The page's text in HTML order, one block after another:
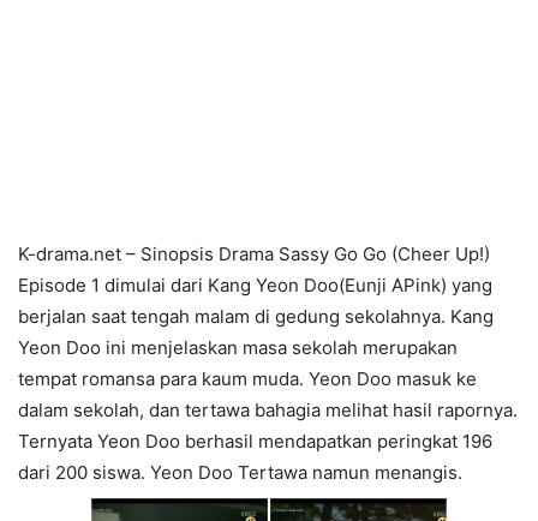
K-drama.net – Sinopsis Drama Sassy Go Go (Cheer Up!)
Episode 1 dimulai dari Kang Yeon Doo(Eunji APink) yang
berjalan saat tengah malam di gedung sekolahnya. Kang
Yeon Doo ini menjelaskan masa sekolah merupakan
tempat romansa para kaum muda. Yeon Doo masuk ke
dalam sekolah, dan tertawa bahagia melihat hasil rapornya.
Ternyata Yeon Doo berhasil mendapatkan peringkat 196
dari 200 siswa. Yeon Doo Tertawa namun menangis.